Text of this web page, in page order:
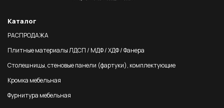
Каталог
РАСПРОДАЖА
Плитные материалы ЛДСП / МДФ / ХДФ / Фанера
Столешницы, стеновые панели (фартуки), комплектующие
Кромка мебельная
Фурнитура мебельная